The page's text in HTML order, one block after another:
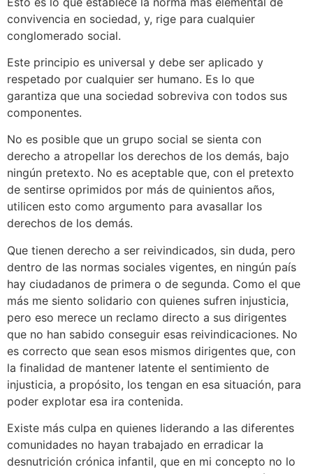
convivencia en sociedad, y, rige para cualquier
conglomerado social.
Este principio es universal y debe ser aplicado y
respetado por cualquier ser humano. Es lo que
garantiza que una sociedad sobreviva con todos sus
componentes.
No es posible que un grupo social se sienta con
derecho a atropellar los derechos de los demás, bajo
ningún pretexto. No es aceptable que, con el pretexto
de sentirse oprimidos por más de quinientos años,
utilicen esto como argumento para avasallar los
derechos de los demás.
Que tienen derecho a ser reivindicados, sin duda, pero
dentro de las normas sociales vigentes, en ningún país
hay ciudadanos de primera o de segunda. Como el que
más me siento solidario con quienes sufren injusticia,
pero eso merece un reclamo directo a sus dirigentes
que no han sabido conseguir esas reivindicaciones. No
es correcto que sean esos mismos dirigentes que, con
la finalidad de mantener latente el sentimiento de
injusticia, a propósito, los tengan en esa situación, para
poder explotar esa ira contenida.
Existe más culpa en quienes liderando a las diferentes
comunidades no hayan trabajado en erradicar la
desnutrición crónica infantil, que en mi concepto no lo